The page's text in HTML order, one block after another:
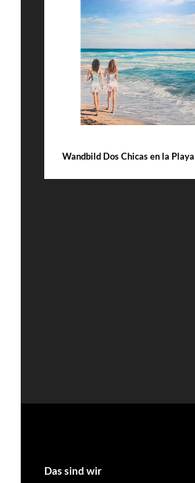
DETAILS
Wandbild Dos Chicas en la Playa
Das sind wir